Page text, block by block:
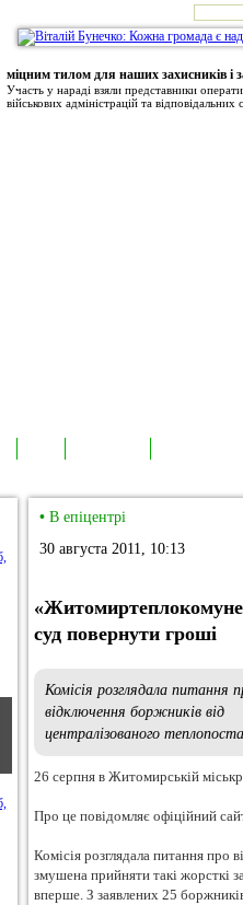
міцним тилом для наших захисників і
Участь у нараді взяли представники
військових адміністрацій та відповідальних
• В епіцентрі
30 августа 2011, 10:13
суд повернути гроші
Комісія розглядала питання
відключення боржників від
централізованого
26 серпня в Житомирській
Про це повідомляє офіційний
Комісія розглядала питання про
змушена прийняти такі жорсткі
вперше. З заявлених 25